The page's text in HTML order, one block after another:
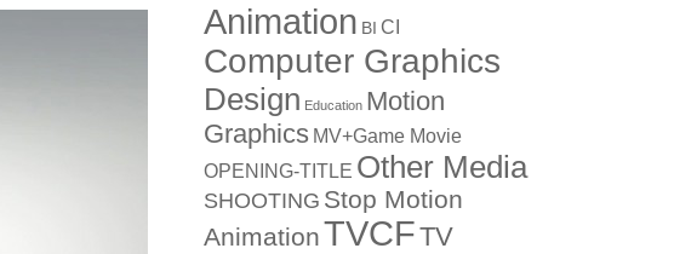
Animation BI CI
Computer Graphics
Design Education Motion
Graphics MV+Game Movie
OPENING-TITLE Other Media
SHOOTING Stop Motion
AnimationTVCFTV